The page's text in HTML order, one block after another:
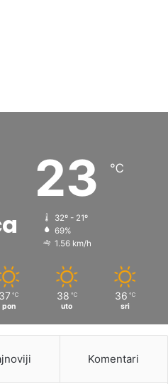
23 ℃
32º - 21º
69%
1.56 km/h
37 ℃
pon
38 ℃
uto
36 ℃
sri
Komentari